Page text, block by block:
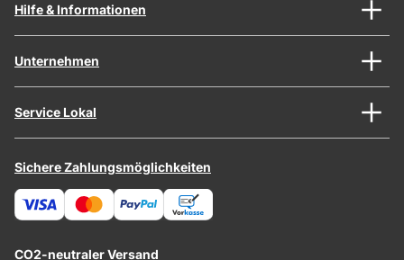
Hilfe & Informationen
Unternehmen
Service Lokal
Sichere Zahlungsmöglichkeiten
CO2-neutraler Versand